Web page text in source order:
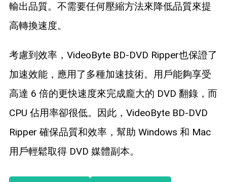
輸出品質。不需要任何壓縮方法來降低品質來提
高轉換速度。
考慮到效率，VideoByte BD-DVD Ripper也保證了
加速效能，應用了多種加速技術。用戶能夠享受
高達 6 倍的更快速度來完成龐大的 DVD 翻錄，而
CPU 佔用率卻很低。因此，VideoByte BD-DVD
Ripper 確保品質和效率，幫助 Windows 和 Mac
用戶輕鬆取得 DVD 媒體副本。